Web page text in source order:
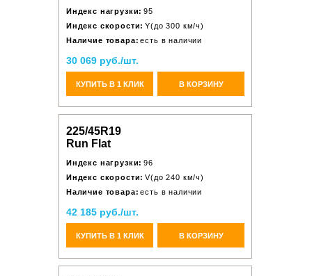
Индекс нагрузки: 95
Индекс скорости: Y(до 300 км/ч)
Наличие товара: есть в наличии
30 069 руб./шт.
КУПИТЬ В 1 КЛИК В КОРЗИНУ
225/45R19
Run Flat
Индекс нагрузки: 96
Индекс скорости: V(до 240 км/ч)
Наличие товара: есть в наличии
42 185 руб./шт.
КУПИТЬ В 1 КЛИК В КОРЗИНУ